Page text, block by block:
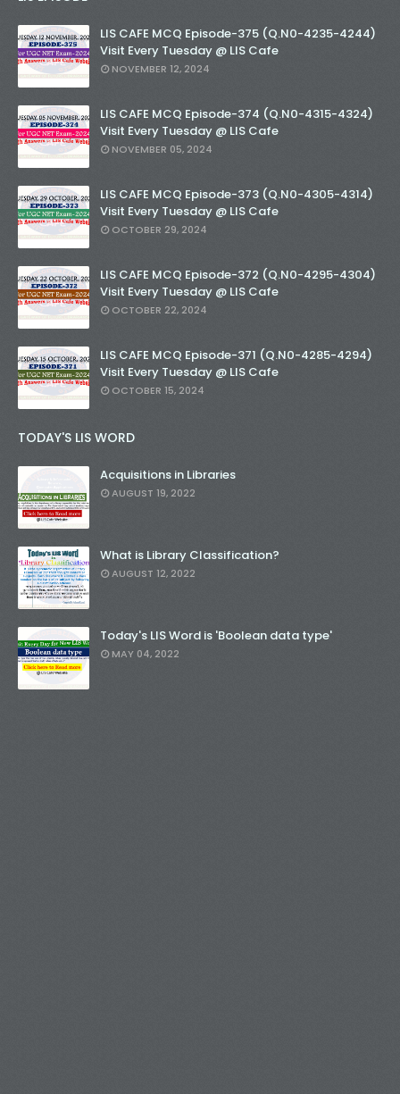
LIS CAFE MCQ Episode-375 (Q.N0-4235-4244)
Visit Every Tuesday @ LIS Cafe
NOVEMBER 12, 2024
LIS CAFE MCQ Episode-374 (Q.N0-4315-4324)
Visit Every Tuesday @ LIS Cafe
NOVEMBER 05, 2024
LIS CAFE MCQ Episode-373 (Q.N0-4305-4314)
Visit Every Tuesday @ LIS Cafe
OCTOBER 29, 2024
LIS CAFE MCQ Episode-372 (Q.N0-4295-4304)
Visit Every Tuesday @ LIS Cafe
OCTOBER 22, 2024
LIS CAFE MCQ Episode-371 (Q.N0-4285-4294)
Visit Every Tuesday @ LIS Cafe
OCTOBER 15, 2024
TODAY'S LIS WORD
Acquisitions in Libraries
AUGUST 19, 2022
What is Library Classification?
AUGUST 12, 2022
Today's LIS Word is 'Boolean data type'
MAY 04, 2022